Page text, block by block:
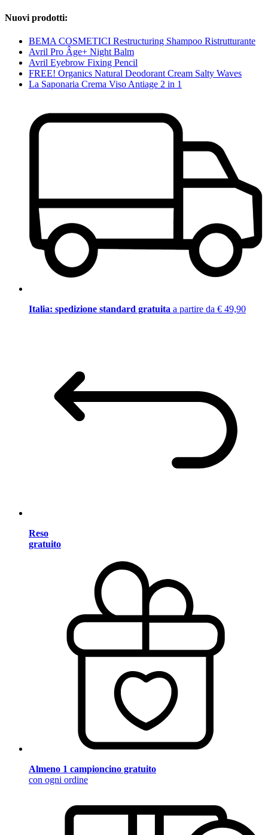
Nuovi prodotti:
BEMA COSMETICI Restructuring Shampoo Ristrutturante
Avril Pro Âge+ Night Balm
Avril Eyebrow Fixing Pencil
FREE! Organics Natural Deodorant Cream Salty Waves
La Saponaria Crema Viso Antiage 2 in 1
Italia: spedizione standard gratuita a partire da € 49,90
Reso
gratuito
Almeno 1 campioncino gratuito
con ogni ordine